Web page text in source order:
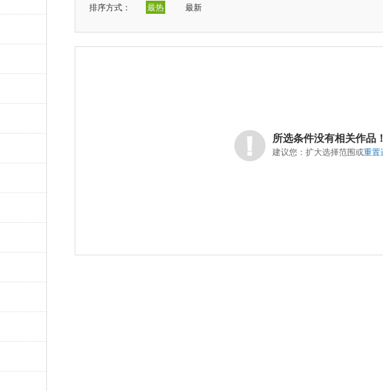
排序方式：
最热 最新
所选条件没有相关作品！
建议您：扩大选择范围或重置